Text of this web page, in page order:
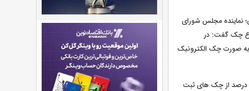
نماینده مجلس شورای
چک گفت: در
بانکی به صورت چک الکترونیک
پشم چی در خصوص میزان استفاده از چک الکترونیک توسط مشتریان خاطرنشان کرد: 6 درصد از چک های ثبت